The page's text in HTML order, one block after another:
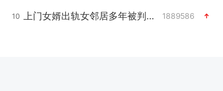
10 上门女婿出轨女邻居多年被判重婚罪 1889586